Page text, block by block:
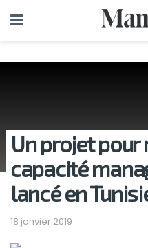
Un projet pour
capacité
lancé en
18 janvier 2019